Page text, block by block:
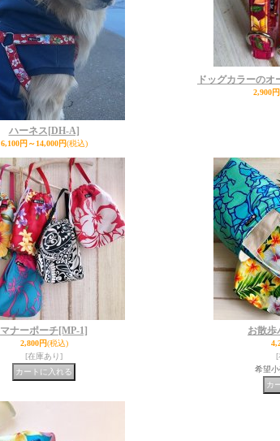
ハーネス [DH-A]
6,100円～14,000円(税込)
ドッグカラーのオ
2,900
マナーポーチ[MP-1]
2,800円(税込)
[在庫あり]
お散歩
[
希望